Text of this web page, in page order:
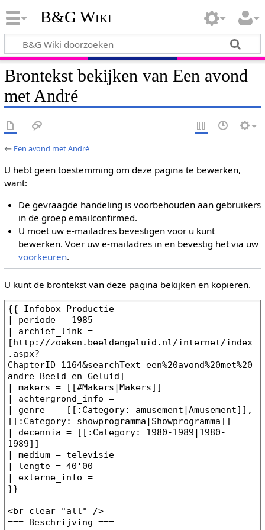
B&G Wiki
Brontekst bekijken van Een avond
met André
← Een avond met André
U hebt geen toestemming om deze pagina te bewerken,
want:
De gevraagde handeling is voorbehouden aan gebruikers
in de groep emailconfirmed.
U moet uw e-mailadres bevestigen voor u kunt
bewerken. Voer uw e-mailadres in en bevestig het via uw
voorkeuren.
U kunt de brontekst van deze pagina bekijken en kopiëren.